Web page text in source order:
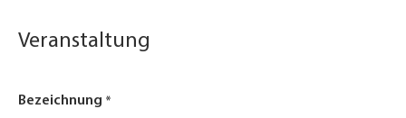
Veranstaltung
Bezeichnung